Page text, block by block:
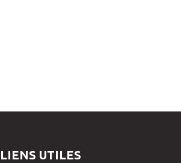
LIENS UTILES